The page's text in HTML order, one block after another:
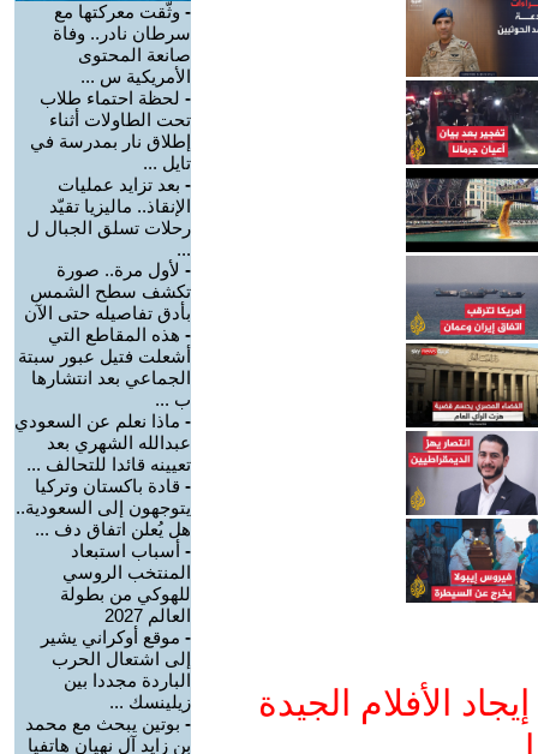
الأفلام الجيدة
- وثّقت معركتها مع
سرطان نادر.. وفاة
صانعة المحتوى
الأمريكية س ...
- لحظة احتماء طلاب
تحت الطاولات أثناء
إطلاق نار بمدرسة في
تايل ...
- بعد تزايد عمليات
الإنقاذ.. ماليزيا تقيّد
رحلات تسلق الجبال ل
...
- لأول مرة.. صورة
تكشف سطح الشمس
بأدق تفاصيله حتى الآن
- هذه المقاطع التي
أشعلت فتيل عبور سبتة
الجماعي بعد انتشارها
ب ...
- ماذا نعلم عن السعودي
عبدالله الشهري بعد
تعيينه قائدا للتحالف ...
- قادة باكستان وتركيا
يتوجهون إلى السعودية..
هل يُعلن اتفاق دف ...
- أسباب استبعاد
المنتخب الروسي
للهوكي من بطولة
العالم 2027
- موقع أوكراني يشير
إلى اشتعال الحرب
الباردة مجددا بين
زيلينسك ...
- بوتين يبحث مع محمد
بن زايد آل نهيان هاتفيا